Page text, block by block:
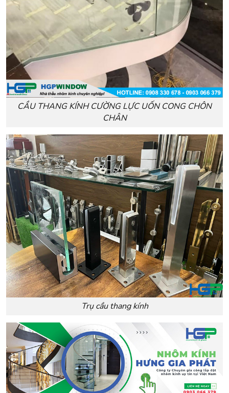
CẦU THANG KÍNH CƯỜNG LỰC UỐN CONG CHÔN
CHÂN
Trụ cầu thang kính